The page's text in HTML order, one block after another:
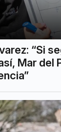
“Si
Mar del